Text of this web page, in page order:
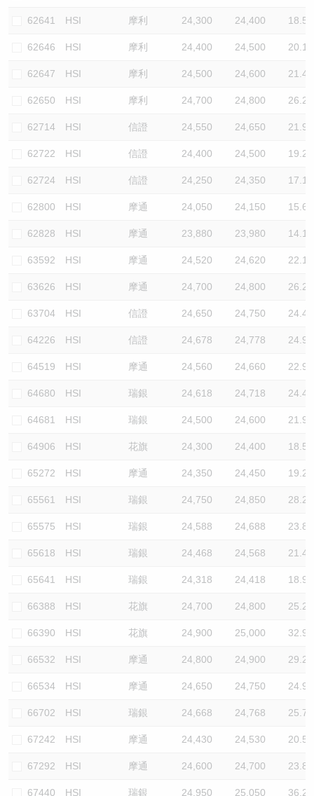
62641 HSI 摩利 24,300 24,400 18.5
62646 HSI 摩利 24,400 24,500 20.1
62647 HSI 摩利 24,500 24,600 21.4
62650 HSI 摩利 24,700 24,800 26.2
62714 HSI 信證 24,550 24,650 21.9
62722 HSI 信證 24,400 24,500 19.2
62724 HSI 信證 24,250 24,350 17.1
62800 HSI 摩通 24,050 24,150 15.6
62828 HSI 摩通 23,880 23,980 14.1
63592 HSI 摩通 24,520 24,620 22.1
63626 HSI 摩通 24,700 24,800 26.2
63704 HSI 信證 24,650 24,750 24.4
64226 HSI 信證 24,678 24,778 24.9
64519 HSI 摩通 24,560 24,660 22.9
64680 HSI 瑞銀 24,618 24,718 24.4
64681 HSI 瑞銀 24,500 24,600 21.9
64906 HSI 花旗 24,300 24,400 18.5
65272 HSI 摩通 24,350 24,450 19.2
65561 HSI 瑞銀 24,750 24,850 28.2
65575 HSI 瑞銀 24,588 24,688 23.8
65618 HSI 瑞銀 24,468 24,568 21.4
65641 HSI 瑞銀 24,318 24,418 18.9
66388 HSI 花旗 24,700 24,800 25.2
66390 HSI 花旗 24,900 25,000 32.9
66532 HSI 摩通 24,800 24,900 29.2
66534 HSI 摩通 24,650 24,750 24.9
66702 HSI 瑞銀 24,668 24,768 25.7
67242 HSI 摩通 24,430 24,530 20.5
67292 HSI 摩通 24,600 24,700 23.8
67440 HSI 瑞銀 24,950 25,050 36.2